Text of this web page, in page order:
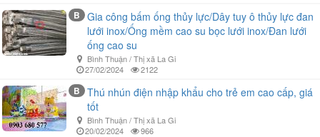
B
Gia công bấm ống thủy lực/Dây tuy ô thủy lực đan
lưới inox/Ống mềm cao su bọc lưới inox/Đan lưới
ống cao su
Bình Thuận / Thị xã La Gi
27/02/2024
2122
B
Thú nhún điện nhập khẩu cho trẻ em cao cấp, giá
tốt
Bình Thuận / Thị xã La Gi
20/02/2024
966